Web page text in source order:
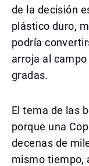
de la decisión
plástico duro,
podría
arroja al
gradas.
El tema de las
porque una
decenas de
mismo tiempo,